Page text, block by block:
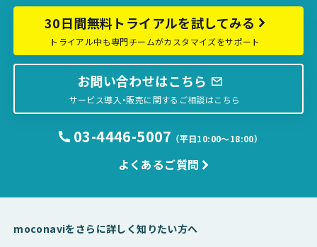
30日間無料トライアルを試してみる
トライアル中も専門チームがカスタマイズをサポート
お問い合わせはこちら
サービス導入・販売に関するご相談はこちら
03-4446-5007 （平日10:00〜18:00）
よくあるご質問
moconaviをさらに詳しく知りたい方へ